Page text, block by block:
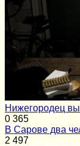
Нижегородец
0 365
В Сарове два
2 497